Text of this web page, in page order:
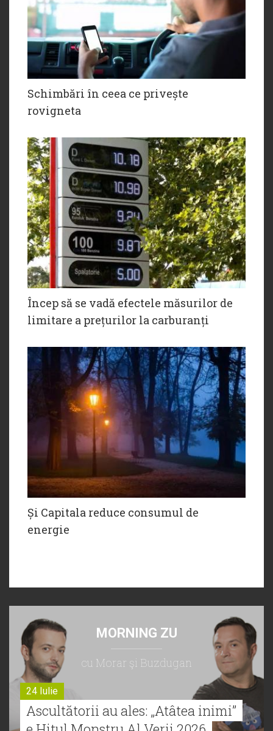
Schimbări în ceea ce privește
rovigneta
Încep să se vadă efectele măsurilor de
limitare a prețurilor la carburanți
Și Capitala reduce consumul de
energie
MORNING ZU
cu Morar şi Buzdugan
24 Iulie
Ascultătorii au ales: „Atâtea inimi”